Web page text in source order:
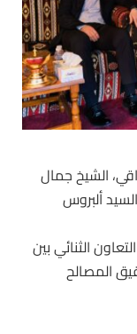
الشيخ جمال
ألبروس
الثنائي بين
المصالح